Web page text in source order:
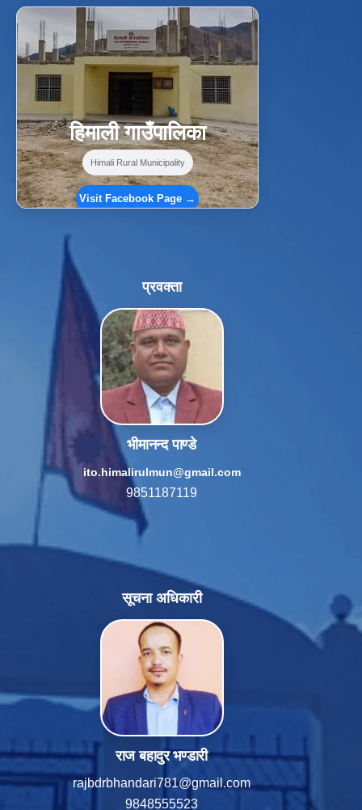
f Facebook ⋯
हिमाली गाउँपालिका
Himali Rural Municipality
Visit Facebook Page →
प्रवक्ता
भीमानन्द पाण्डे
ito.himalirulmun@gmail.com
9851187119
सूचना अधिकारी
राज बहादुर भण्डारी
rajbdrbhandari781@gmail.com
9848555523